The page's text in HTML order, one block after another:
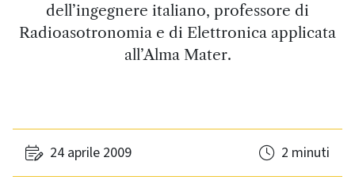
dell’ingegnere italiano, professore di
Radioasotronomia e di Elettronica applicata
all’Alma Mater.
24 aprile 2009 2 minuti